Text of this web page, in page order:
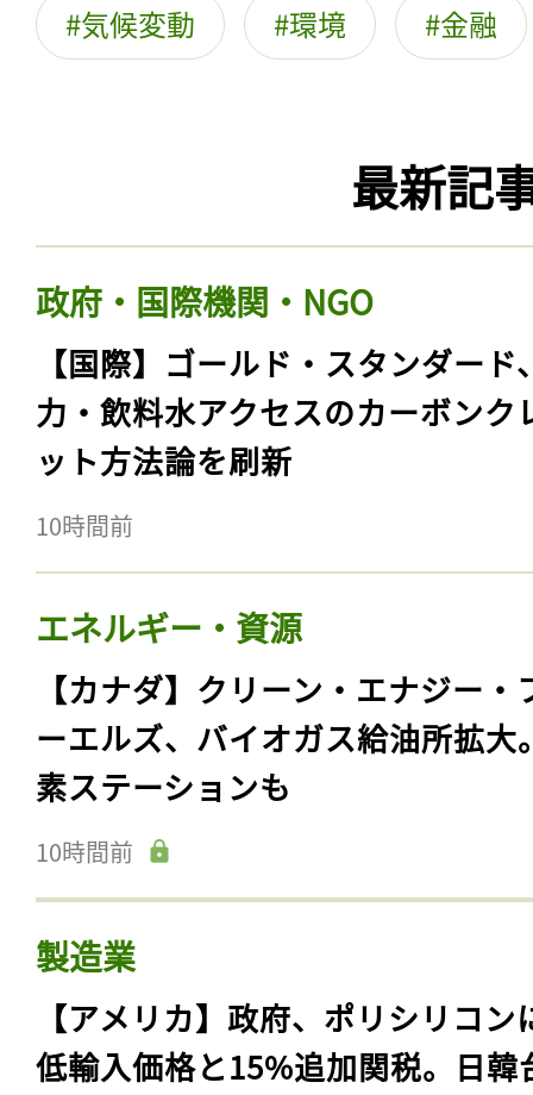
気候変動 環境 金融
最新記
政府・国際機関・NGO
【国際】ゴールド・スタンダード
力・飲料水アクセスのカーボンク
ット方法論を刷新
10時間前
エネルギー・資源
【カナダ】クリーン・エナジー・
ーエルズ、バイオガス給油所拡大
素ステーションも
10時間前
製造業
【アメリカ】政府、ポリシリコン
低輸入価格と15%追加関税。日韓